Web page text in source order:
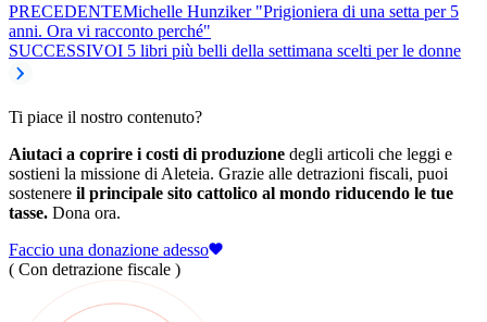
PRECEDENTEMichelle Hunziker "Prigioniera di una setta per 5
anni. Ora vi racconto perché"
SUCCESSIVOI 5 libri più belli della settimana scelti per le donne
Ti piace il nostro contenuto?
Aiutaci a coprire i costi di produzione degli articoli che leggi e
sostieni la missione di Aleteia. Grazie alle detrazioni fiscali, puoi
sostenere il principale sito cattolico al mondo riducendo le tue
tasse. Dona ora.
Faccio una donazione adesso
( Con detrazione fiscale )